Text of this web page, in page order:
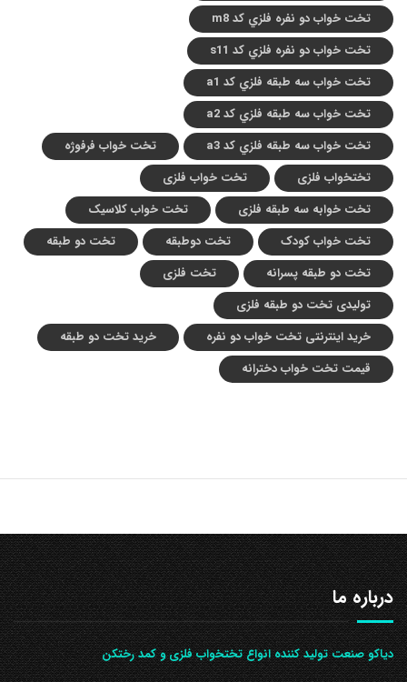
تخت خواب دو نفره فلزي کد m8
تخت خواب دو نفره فلزي کد s11
تخت خواب سه طبقه فلزي کد a1
تخت خواب سه طبقه فلزي کد a2
تخت خواب سه طبقه فلزي کد a3
تخت خواب فرفوژه
تختخواب فلزی
تخت خواب فلزی
تخت خوابه سه طبقه فلزی
تخت خواب کلاسیک
تخت خواب کودک
تخت دوطبقه
تخت دو طبقه
تخت دو طبقه پسرانه
تخت فلزی
تولیدی تخت دو طبقه فلزی
خرید اینترنتی تخت خواب دو نفره
خرید تخت دو طبقه
قیمت تخت خواب دخترانه
درباره ما
دیاکو صنعت تولید کننده انواع تختخواب فلزی و کمد رختکن